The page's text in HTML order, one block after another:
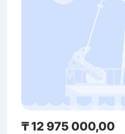
₸ 12 975 000,00